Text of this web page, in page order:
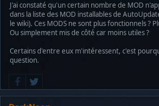
J'ai constaté qu'un certain nombre de MOD
dans la liste des MOD installables de
le wiki). Ces MODS ne sont plus fonctionnels ?
Ou simplement mis de côté car moins utiles ?
Certains d'entre eux m'intéressent, c'est
question.